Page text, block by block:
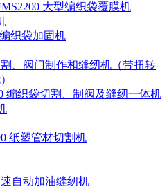
大型编织袋覆膜机
织袋加固机
、阀门制作和缝纫机（带扭转
编织袋切割、制阀及缝纫一体机
纸塑管材切割机
自动加油缝纫机